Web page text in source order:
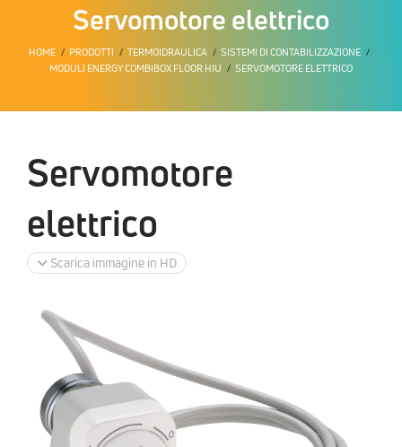
Servomotore elettrico
HOME PRODOTTI TERMOIDRAULICA
SISTEMI DI CONTABILIZZAZIONE
MODULI ENERGY COMBIBOX FLOOR HIU
SERVOMOTORE ELETTRICO
Servomotore
elettrico
Scarica immagine in HD